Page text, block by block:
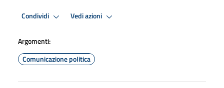
Condividi Vedi azioni
Argomenti:
Comunicazione politica